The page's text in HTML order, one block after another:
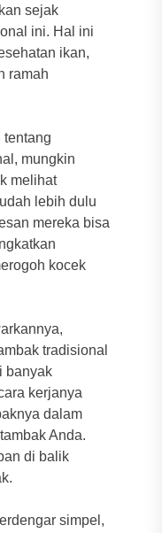
sejak
ini. Hal ini
ikan,
ramah
tentang
mungkin
melihat
lebih dulu
mereka bisa
kocek
tradisional
banyak
kerjanya
dalam
Anda.
di balik
simpel,